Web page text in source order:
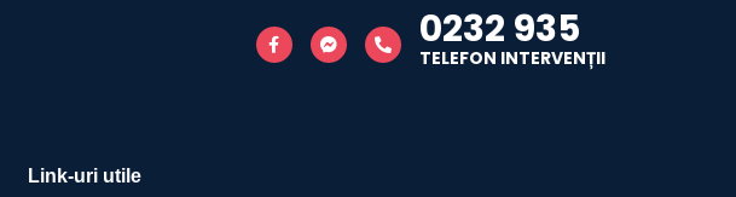
0232 935
TELEFON INTERVENȚII
Link-uri utile